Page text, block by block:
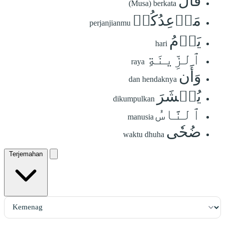
(Musa) berkata
مَوۡعِدُكُمۡ perjanjianmu
يَوۡمُ hari
ٱلزِّينَةِ raya
وَأَن dan hendaknya
يُحۡشَرَ dikumpulkan
ٱلنَّاسُ manusia
ضُحٗى waktu dhuha
Terjemahan